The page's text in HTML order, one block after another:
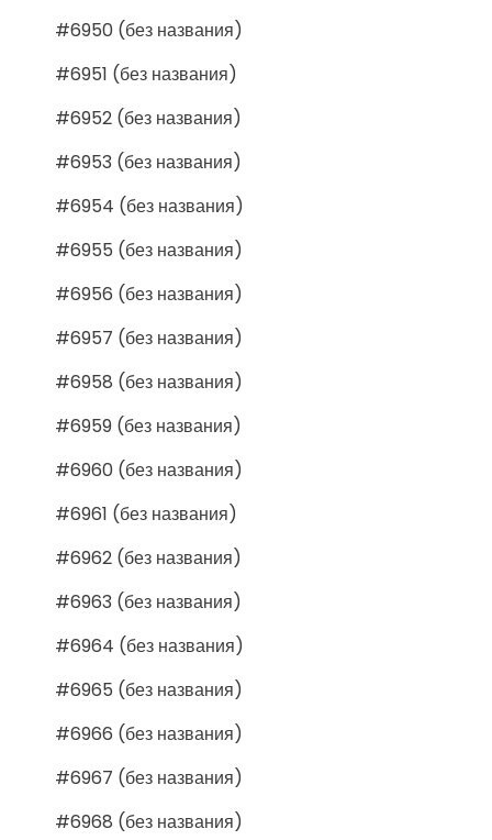
#6950 (без названия)
#6951 (без названия)
#6952 (без названия)
#6953 (без названия)
#6954 (без названия)
#6955 (без названия)
#6956 (без названия)
#6957 (без названия)
#6958 (без названия)
#6959 (без названия)
#6960 (без названия)
#6961 (без названия)
#6962 (без названия)
#6963 (без названия)
#6964 (без названия)
#6965 (без названия)
#6966 (без названия)
#6967 (без названия)
#6968 (без названия)